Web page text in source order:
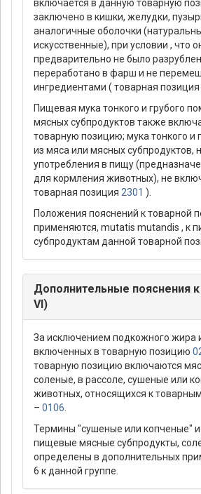
включается в данную товарную
заключено в кишки, желудки,
аналогичные оболочки
искусственные), при условии , что
предварительно не было
переработано в фарш и не
ингредиентами ( товарная позиция
Пищевая мука тонкого и грубого
мясных субпродуктов также
товарную позицию; мука тонкого и
из мяса или мясных субпродуктов,
употребления в пищу
для кормления животных), не
товарная позиция 2301 ).
Положения пояснений к товарной
применяются, mutatis mutandis , к
субпродуктам данной товарной
Дополнительные пояснения
VI)
За исключением подкожного жира
включенных в товарную позицию
товарную позицию включаются
соленые, в рассоле, сушеные или
животных, относящихся к
– 0106
Термины "сушеные или копченые" и
пищевые мясные субпродукты,
определены в дополнительных
6 к данной группе.